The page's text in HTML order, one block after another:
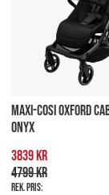
MAXI-COSI OXFORD
ONYX
3839 kr
4799 kr
Rek. pris: